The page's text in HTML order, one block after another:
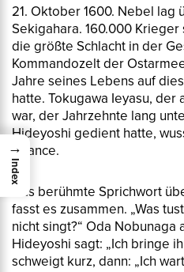
21. Oktober 1600. Nebel lag
Sekigahara. 160.000
die größte Schlacht in der
Kommandozelt der
Jahre seines Lebens auf
hatte. Tokugawa Ieyasu, der
war, der Jahrzehnte lang
Hideyoshi gedient hatte,
Chance.
Das berühmte Sprichwort
fasst es zusammen. „Was
nicht singt?“ Oda Nobunaga
Hideyoshi sagt: „Ich bringe
schweigt kurz, dann: „Ich
→
Index